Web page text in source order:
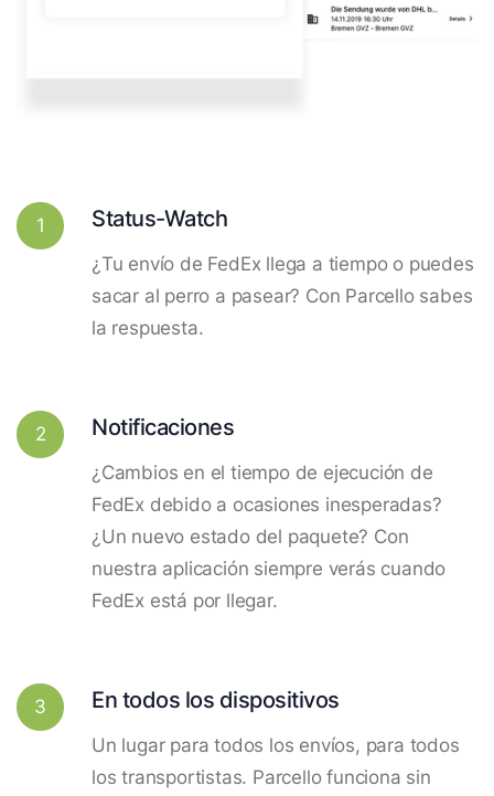
1 Status-Watch
¿Tu envío de FedEx llega a tiempo o puedes
sacar al perro a pasear? Con Parcello sabes
la respuesta.
2 Notificaciones
¿Cambios en el tiempo de ejecución de
FedEx debido a ocasiones inesperadas?
¿Un nuevo estado del paquete? Con
nuestra aplicación siempre verás cuando
FedEx está por llegar.
3 En todos los dispositivos
Un lugar para todos los envíos, para todos
los transportistas. Parcello funciona sin